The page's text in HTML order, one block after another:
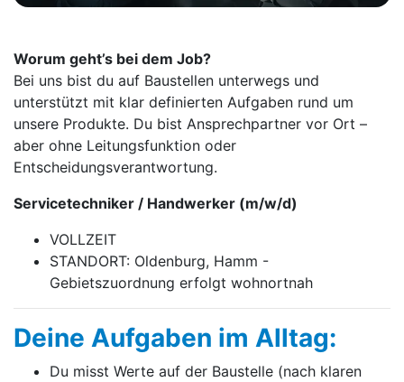
Worum geht’s bei dem Job?
Bei uns bist du auf Baustellen unterwegs und
unterstützt mit klar definierten Aufgaben rund um
unsere Produkte. Du bist Ansprechpartner vor Ort –
aber ohne Leitungsfunktion oder
Entscheidungsverantwortung.
Servicetechniker / Handwerker (m/w/d)
VOLLZEIT
STANDORT: Oldenburg, Hamm -
Gebietszuordnung erfolgt wohnortnah
Deine Aufgaben im Alltag:
Du misst Werte auf der Baustelle (nach klaren